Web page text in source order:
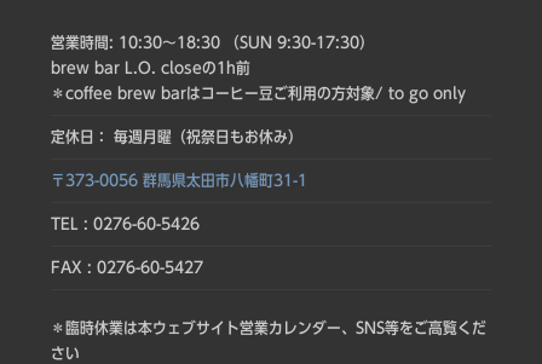
営業時間: 10:30〜18:30 （SUN 9:30-17:30）
brew bar L.O. closeの1h前
＊coffee brew barはコーヒー豆ご利用の方対象/ to go only
定休日： 毎週月曜（祝祭日もお休み）
〒373-0056 群馬県太田市八幡町31-1
TEL : 0276-60-5426
FAX : 0276-60-5427
＊臨時休業は本ウェブサイト営業カレンダー、SNS等をご高覧くだ
さい